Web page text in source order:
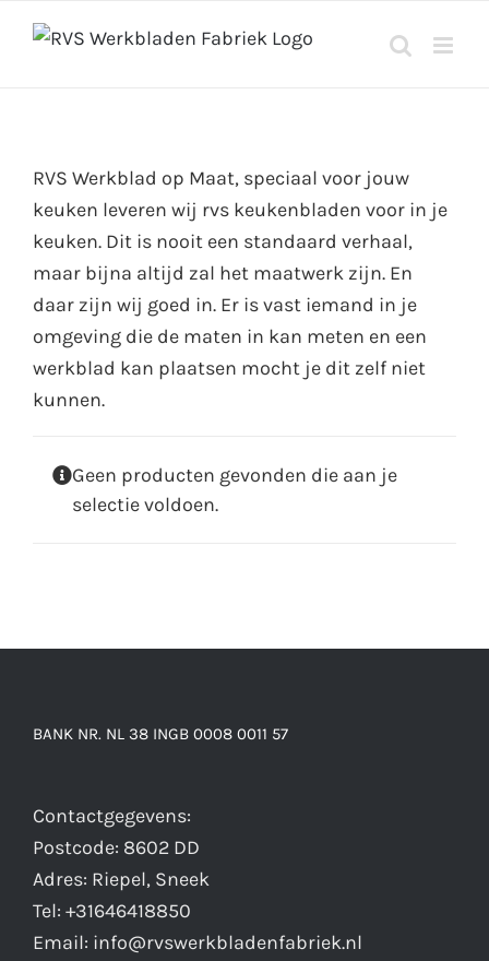
naar
RVS Werkblad op Maat, speciaal voor jouw
keuken leveren wij rvs keukenbladen voor in je
keuken. Dit is nooit een standaard verhaal,
maar bijna altijd zal het maatwerk zijn. En
daar zijn wij goed in. Er is vast iemand in je
omgeving die de maten in kan meten en een
werkblad kan plaatsen mocht je dit zelf niet
kunnen.
Geen producten gevonden die aan je
selectie voldoen.
BANK NR. NL 38 INGB 0008 0011 57
Contactgegevens:
Postcode: 8602 DD
Adres: Riepel, Sneek
Tel: +31646418850
Email: info@rvswerkbladenfabriek.nl